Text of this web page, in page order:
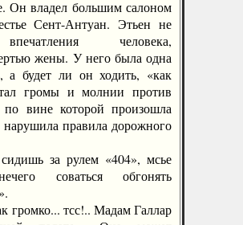
Он владел большим салоном
Сент-Антуан. Этьен не
человека,
жены. У него была одна
а будет ли он ходить, «как
громы и молнии против
вине которой произошла
нарушила правила дорожного
за рулем «404», мсье
соваться обгонять
тсс!.. Мадам Галлар